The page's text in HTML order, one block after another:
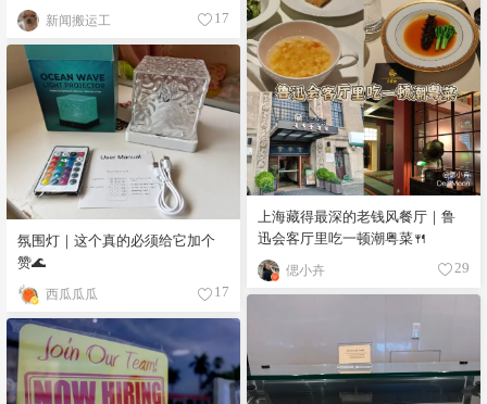
新闻搬运工 17
上海藏得最深的老钱风餐厅｜鲁
迅会客厅里吃一顿潮粤菜🍴
偲小卉 29
氛围灯｜这个真的必须给它加个
赞🌊
西瓜瓜瓜 17